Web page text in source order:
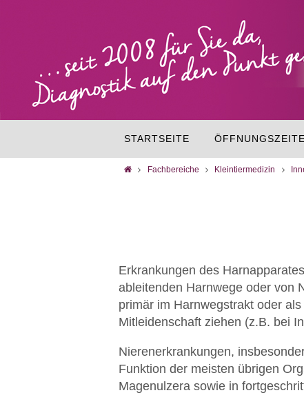
STARTSEITE
Fachbereiche Kleintiermedizin
Erkrankungen des
ableitenden Harnwege oder von
primär im Harnwegstrakt oder
Mitleidenschaft ziehen (z.B. bei
Nierenerkrankungen,
Funktion der meisten übrigen
Magenulzera sowie in